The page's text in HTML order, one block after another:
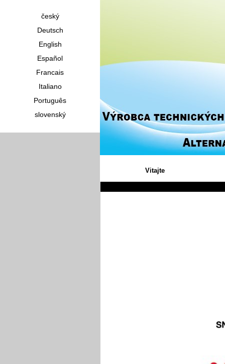
český
Deutsch
English
Español
Francais
Italiano
Português
slovenský
Vitajte